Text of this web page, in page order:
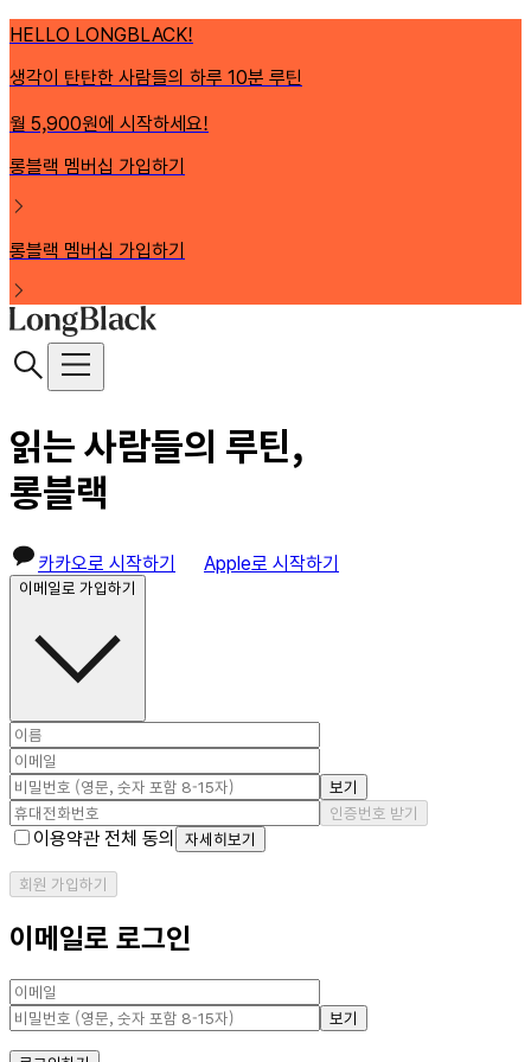
HELLO LONGBLACK!
생각이 탄탄한 사람들의 하루 10분 루틴
월 5,900원에 시작하세요!
롱블랙 멤버십 가입하기
롱블랙 멤버십 가입하기
읽는 사람들의 루틴,
롱블랙
카카오로 시작하기 Apple로 시작하기
이메일로 가입하기
보기
인증번호 받기
이용약관 전체 동의 자세히보기
회원 가입하기
이메일로 로그인
보기